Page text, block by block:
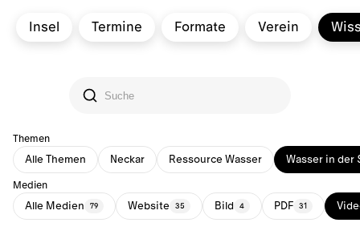
Insel Termine Formate Verein
Themen
Alle Themen Neckar Ressource Wasser Wasser in der
Medien
Alle Medien 79 Website 35 Bild 4 PDF 31